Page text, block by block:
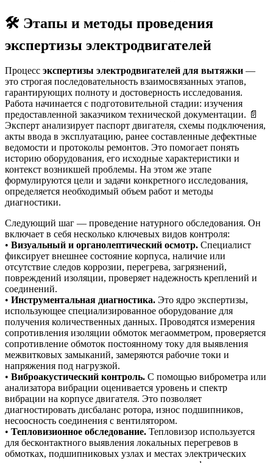
🛠️ Этапы и методы проведения
экспертизы электродвигателей
Процесс экспертизы электродвигателей для вытяжки —
это строгая последовательность взаимосвязанных этапов,
гарантирующих полноту и достоверность исследования.
Работа начинается с подготовительной стадии: изучения
предоставленной заказчиком технической документации. 📄
Эксперт анализирует паспорт двигателя, схемы подключения,
акты ввода в эксплуатацию, ранее составленные дефектные
ведомости и протоколы ремонтов. Это помогает понять
историю оборудования, его исходные характеристики и
контекст возникшей проблемы. На этом же этапе
формулируются цели и задачи конкретного исследования,
определяется необходимый объем работ и методы
диагностики.
Следующий шаг — проведение натурного обследования. Он
включает в себя несколько ключевых видов контроля:
• Визуальный и органолептический осмотр. Специалист
фиксирует внешнее состояние корпуса, наличие или
отсутствие следов коррозии, перегрева, загрязнений,
повреждений изоляции, проверяет надежность креплений и
соединений.
• Инструментальная диагностика. Это ядро экспертизы,
использующее специализированное оборудование для
получения количественных данных. Проводятся измерения
сопротивления изоляции обмоток мегаомметром, проверяется
сопротивление обмоток постоянному току для выявления
межвитковых замыканий, замеряются рабочие токи и
напряжения под нагрузкой.
• Виброакустический контроль. С помощью виброметра или
анализатора вибрации оценивается уровень и спектр
вибрации на корпусе двигателя. Это позволяет
диагностировать дисбаланс ротора, износ подшипников,
несоосность соединения с вентилятором.
• Тепловизионное обследование. Тепловизор используется
для бесконтактного выявления локальных перегревов в
обмотках, подшипниковых узлах и местах электрических